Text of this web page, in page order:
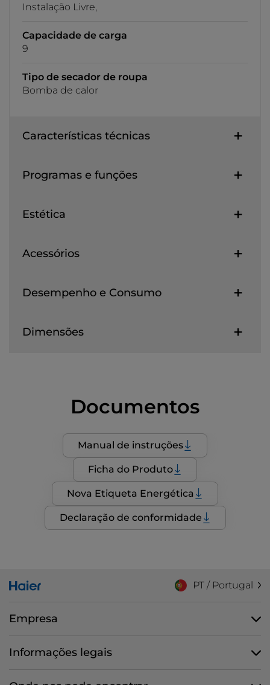
Instalação Livre,
Capacidade de carga
9
Tipo de secador de roupa
Bomba de calor
Características técnicas
Programas e funções
Estética
Acessórios
Desempenho e Consumo
Dimensões
Documentos
Manual de instruções
Ficha do Produto
Nova Etiqueta Energética
Declaração de conformidade
PT / Portugal
Empresa
Informações legais